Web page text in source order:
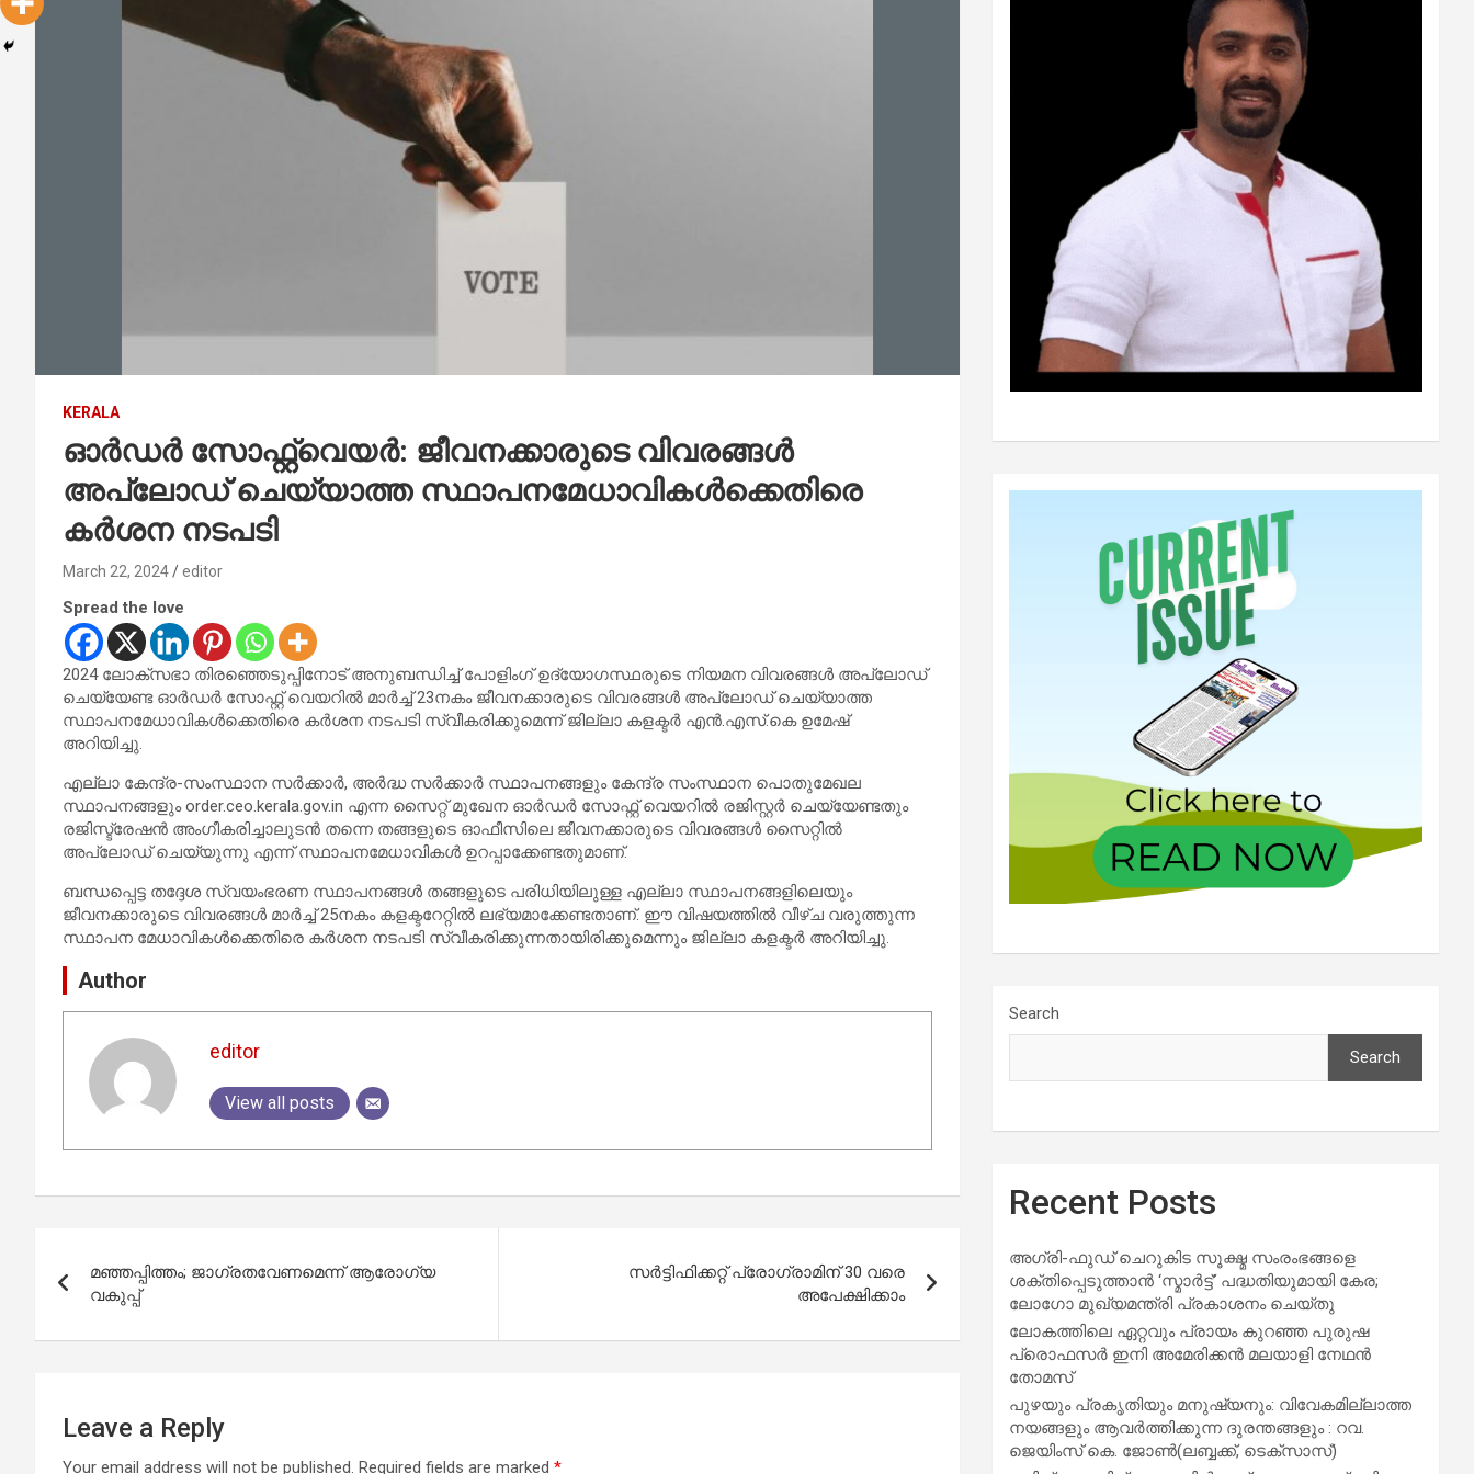
KERALA
ഓർഡർ സോഫ്റ്റ്‌വെയർ: ജീവനക്കാരുടെ വിവരങ്ങൾ
അപ്‌ലോഡ് ചെയ്യാത്ത സ്ഥാപനമേധാവികൾക്കെതിരെ
കർശന നടപടി
March 22, 2024 editor
Spread the love
2024 ലോക്സഭാ തിരഞ്ഞെടുപ്പിനോട് അനുബന്ധിച്ച് പോളിംഗ് ഉദ്യോഗസ്ഥരുടെ നിയമന വിവരങ്ങൾ അപ്‌ലോഡ്
ചെയ്യേണ്ട ഓർഡർ സോഫ്റ്റ് വെയറിൽ മാർച്ച് 23നകം ജീവനക്കാരുടെ വിവരങ്ങൾ അപ്‌ലോഡ് ചെയ്യാത്ത
സ്ഥാപനമേധാവികൾക്കെതിരെ കർശന നടപടി സ്വീകരിക്കുമെന്ന് ജില്ലാ കളക്ടർ എൻ.എസ്.കെ ഉമേഷ്
അറിയിച്ചു.
എല്ലാ കേന്ദ്ര-സംസ്ഥാന സർക്കാർ, അർദ്ധ സർക്കാർ സ്ഥാപനങ്ങളും കേന്ദ്ര സംസ്ഥാന പൊതുമേഖല
സ്ഥാപനങ്ങളും order.ceo.kerala.gov.in എന്ന സൈറ്റ് മുഖേന ഓർഡർ സോഫ്റ്റ് വെയറിൽ രജിസ്റ്റർ ചെയ്യേണ്ടതും
രജിസ്ട്രേഷൻ അംഗീകരിച്ചാലുടൻ തന്നെ തങ്ങളുടെ ഓഫീസിലെ ജീവനക്കാരുടെ വിവരങ്ങൾ സൈറ്റിൽ
അപ്‌ലോഡ് ചെയ്യുന്നു എന്ന് സ്ഥാപനമേധാവികൾ ഉറപ്പാക്കേണ്ടതുമാണ്.
ബന്ധപ്പെട്ട തദ്ദേശ സ്വയംഭരണ സ്ഥാപനങ്ങൾ തങ്ങളുടെ പരിധിയിലുള്ള എല്ലാ സ്ഥാപനങ്ങളിലെയും
ജീവനക്കാരുടെ വിവരങ്ങൾ മാർച്ച് 25നകം കളക്ടറേറ്റിൽ ലഭ്യമാക്കേണ്ടതാണ്. ഈ വിഷയത്തിൽ വീഴ്ച വരുത്തുന്ന
സ്ഥാപന മേധാവികൾക്കെതിരെ കർശന നടപടി സ്വീകരിക്കുന്നതായിരിക്കുമെന്നും ജില്ലാ കളക്ടർ അറിയിച്ചു.
Author
editor
View all posts
navigation
മഞ്ഞപ്പിത്തം; ജാഗ്രതവേണമെന്ന് ആരോഗ്യ
വകുപ്പ്
സർട്ടിഫിക്കറ്റ് പ്രോഗ്രാമിന് 30 വരെ
അപേക്ഷിക്കാം
Leave a Reply
Your email address will not be published. Required fields are marked *
Search
Search
Recent Posts
അഗ്രി-ഫുഡ് ചെറുകിട സൂക്ഷ്മ സംരംഭങ്ങളെ
ശക്തിപ്പെടുത്താന്‍ ‘സ്മാര്‍ട്ട്’ പദ്ധതിയുമായി കേര;
ലോഗോ മുഖ്യമന്ത്രി പ്രകാശനം ചെയ്തു
ലോകത്തിലെ ഏറ്റവും പ്രായം കുറഞ്ഞ പുരുഷ
പ്രൊഫസർ ഇനി അമേരിക്കൻ മലയാളി നേഥൻ
തോമസ്
പുഴയും പ്രകൃതിയും മനുഷ്യനും: വിവേകമില്ലാത്ത
നയങ്ങളും ആവർത്തിക്കുന്ന ദുരന്തങ്ങളും : റവ.
ജെയിംസ് കെ. ജോൺ(ലബ്ബക്ക്, ടെക്സാസ്)